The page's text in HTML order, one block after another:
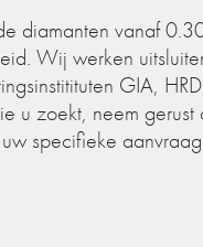
diamanten vanaf
Wij werken
GIA,
u zoekt, neem gerust
specifieke